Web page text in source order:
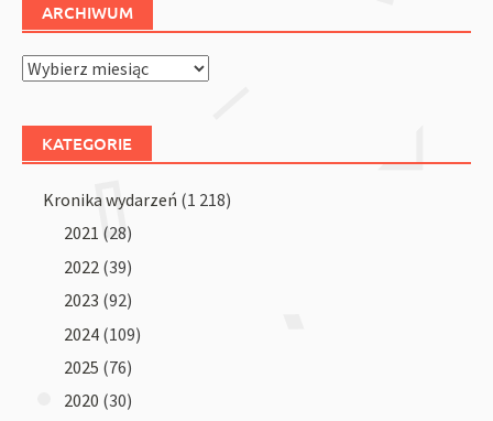
ARCHIWUM
Archiwum
KATEGORIE
Kronika wydarzeń (1 218)
2021 (28)
2022 (39)
2023 (92)
2024 (109)
2025 (76)
2020 (30)